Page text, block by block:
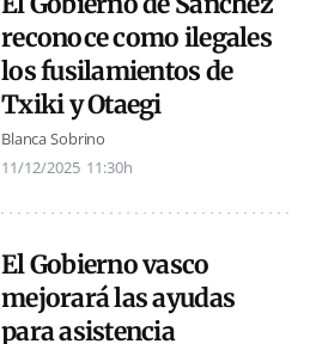
reconoce como ilegales
los fusilamientos de
Txiki y Otaegi
Blanca Sobrino
11/12/2025 11:30h
El Gobierno vasco
mejorará las ayudas
para asistencia